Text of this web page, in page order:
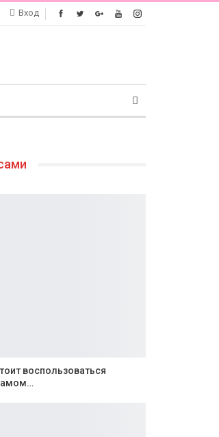
Вход
воспользоваться